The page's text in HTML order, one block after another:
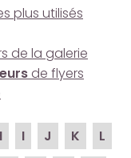
plus utilisés
de la galerie
de flyers
I J K
L